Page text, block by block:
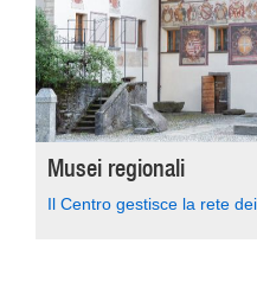
Musei regionali
Il Centro gestisce la rete